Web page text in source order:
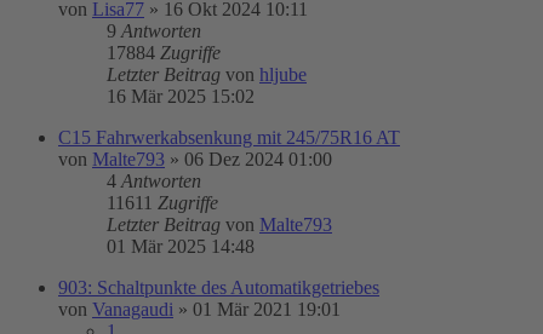
von Lisa77 » 16 Okt 2024 10:11
9 Antworten
17884 Zugriffe
Letzter Beitrag von hljube
16 Mär 2025 15:02
C15 Fahrwerkabsenkung mit 245/75R16 AT
von Malte793 » 06 Dez 2024 01:00
4 Antworten
11611 Zugriffe
Letzter Beitrag von Malte793
01 Mär 2025 14:48
903: Schaltpunkte des Automatikgetriebes
von Vanagaudi » 01 Mär 2021 19:01